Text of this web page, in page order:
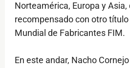
Norteamérica, Europa y Asia,
recompensado con otro
Mundial de Fabricantes FIM.
En este andar, Nacho